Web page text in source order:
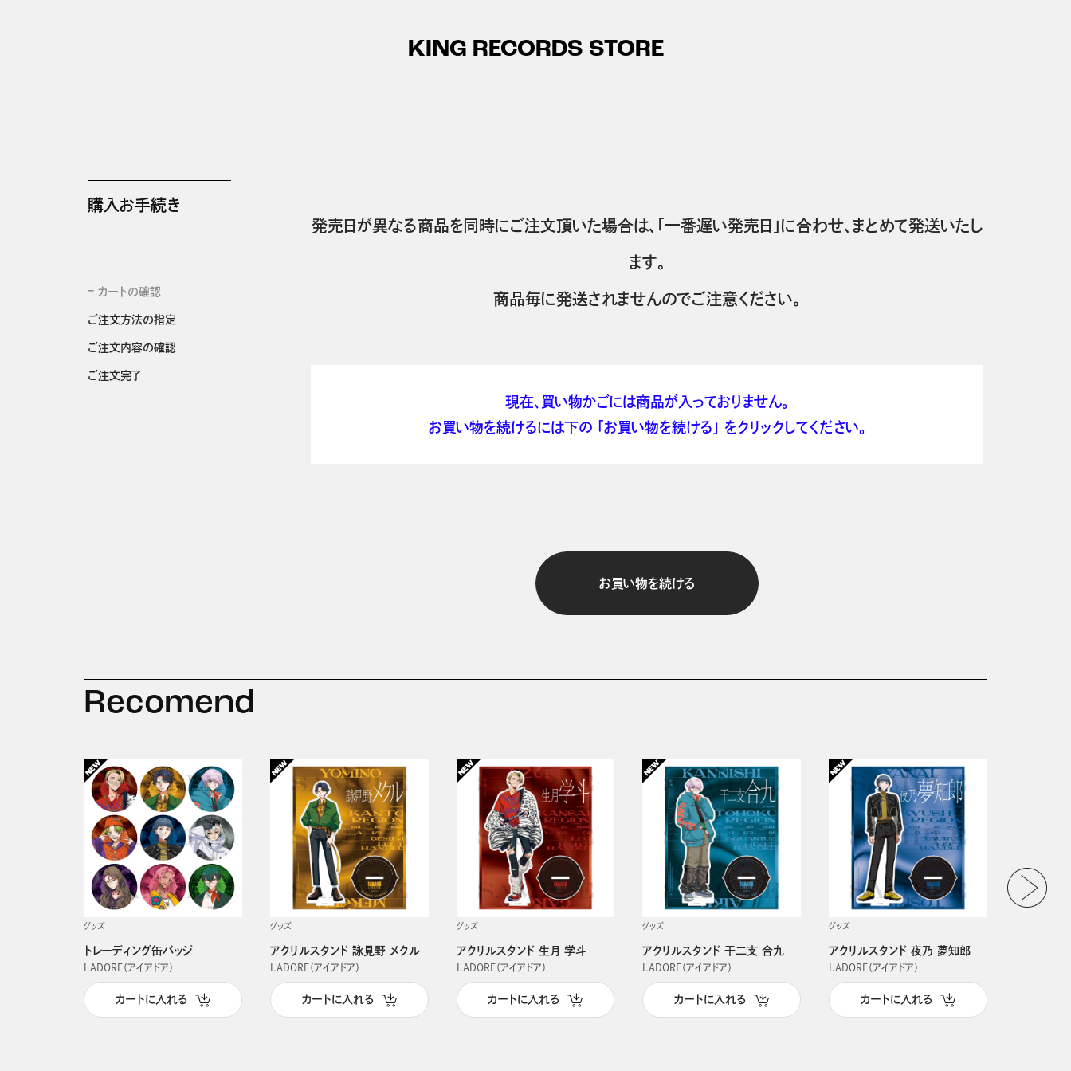
KING RECORDS STORE
購入お手続き
カートの確認
ご注文方法の指定
ご注文内容の確認
ご注文完了
発売日が異なる商品を同時にご注文頂いた場合は、「一番遅い発売日」に合わせ、まとめて発送いたし
ます。
商品毎に発送されませんのでご注意ください。
現在、買い物かごには商品が入っておりません。
お買い物を続けるには下の 「お買い物を続ける」 をクリックしてください。
お買い物を続ける
Recomend
グッズ
トレーディング缶バッジ
I.ADORE（アイアドア）
カートに入れる
グッズ
アクリルスタンド 詠見野 メクル
I.ADORE（アイアドア）
カートに入れる
グッズ
アクリルスタンド 生月 学斗
I.ADORE（アイアドア）
カートに入れる
グッズ
アクリルスタンド 干二支 合九
I.ADORE（アイアドア）
カートに入れる
グッズ
アクリルスタンド 夜乃 夢知郎
I.ADORE（アイアドア）
カートに入れる